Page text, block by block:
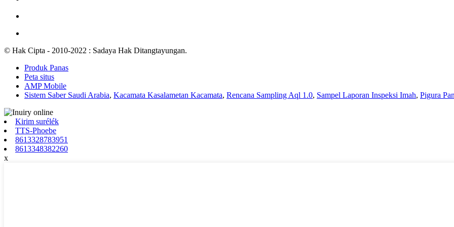
© Hak Cipta - 2010-2022 : Sadaya Hak Ditangtayungan.
Produk Panas
Peta situs
AMP Mobile
Sistem Saber Saudi Arabia, Kacamata Kasalametan Kacamata, Rencana Sampling Aql 1.0, Sampel Laporan Inspeksi Imah, Pigura
Kirim surélék
TTS-Phoebe
8613328783951
8613348382260
x